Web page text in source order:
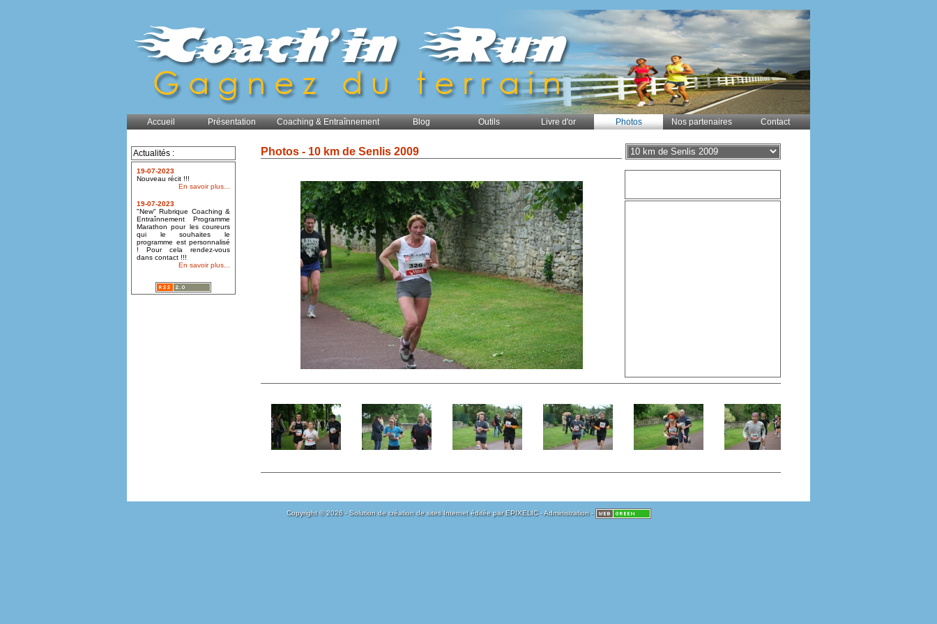
Accueil Présentation Coaching & Entraînnement Blog Outils Livre d'or Photos Nos partenaires Contact
Actualités :
19-07-2023
Nouveau récit !!!
En savoir plus...
19-07-2023
"New" Rubrique Coaching &
Entraînnement Programme
Marathon pour les coureurs
qui le souhaites le
programme est personnalisé
! Pour cela rendez-vous
dans contact !!!
En savoir plus...
Photos - 10 km de Senlis 2009
Copyright © 2026 - Solution de création de sites Internet éditée parEPIXELIC-Administration-